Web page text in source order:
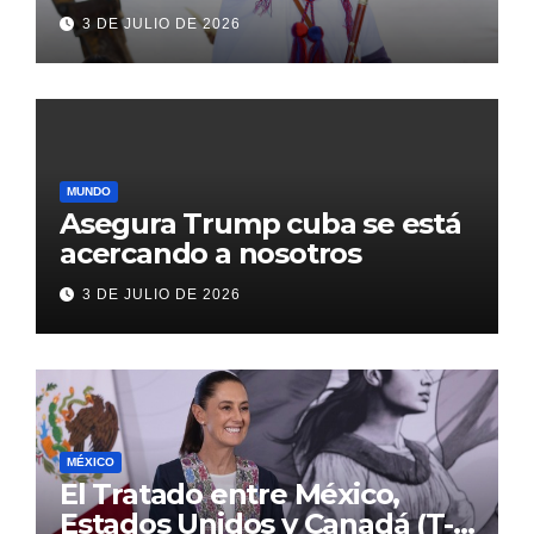
transformación de Aldama
con inversión histórica
3 DE JULIO DE 2026
MUNDO
Asegura Trump cuba se está
acercando a nosotros
3 DE JULIO DE 2026
MÉXICO
El Tratado entre México,
Estados Unidos y Canadá (T-